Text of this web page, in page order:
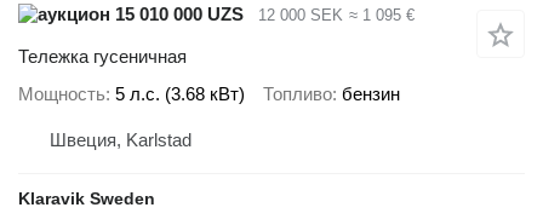
15 010 000 UZS
12 000 SEK ≈ 1 095 €
Тележка гусеничная
Мощность 5 л.с. (3.68 кВт) Топливо бензин
Швеция, Karlstad
Klaravik Sweden